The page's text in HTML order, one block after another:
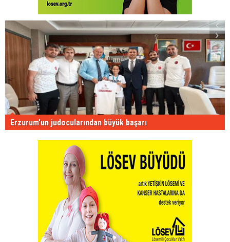
Erzurum'un judocularından büyük başarı